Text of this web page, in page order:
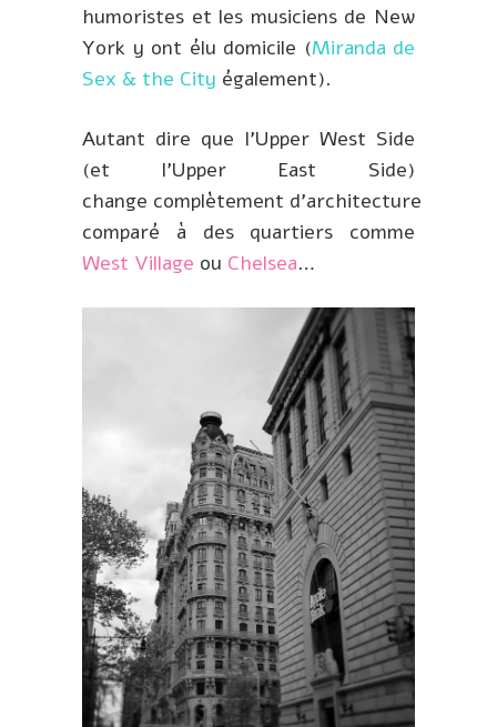
humoristes et les musiciens de New
York y ont élu domicile (Miranda de
Sex & the City également).
Autant dire que l’Upper West Side
(et l’Upper East Side)
change complètement d’architecture
comparé à des quartiers comme
West Village ou Chelsea…